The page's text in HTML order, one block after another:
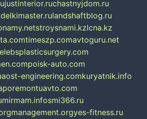
justinterior.ruchastnyjdom.ru
landshaftblog.ru
stroysnami.kzlcna.kz
timeszp.comavtoguru.net
poisk-auto.com
ost-engineering.comkuryatnik.info
poremontuavto.com
mirmam.infosmi366.ru
yes-fitness.ru